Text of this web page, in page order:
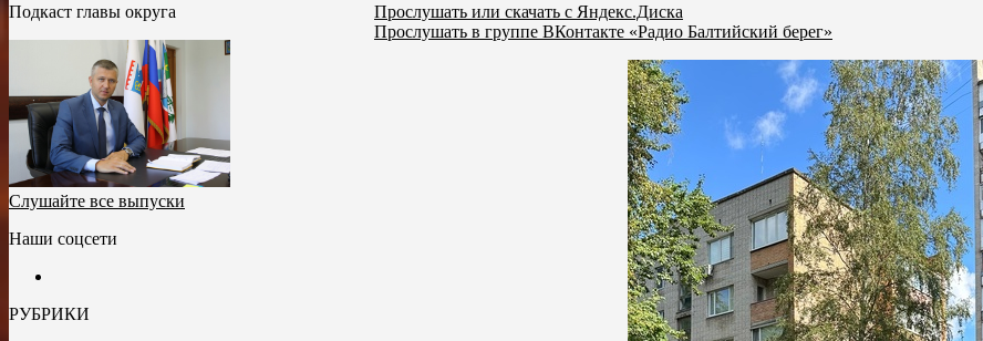
Прослушать или скачать с Яндекс.Диска
Прослушать в группе ВКонтакте «Радио Балтийский берег»
Подкаст главы округа
Слушайте все выпуски
Наши соцсети
РУБРИКИ